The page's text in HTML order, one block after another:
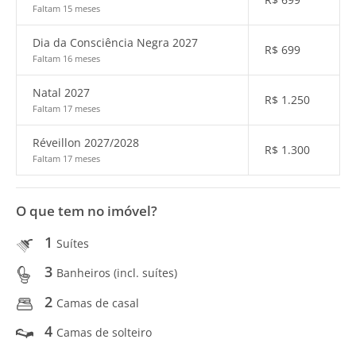
Faltam 15 meses
Dia da Consciência Negra 2027
Faltam 16 meses
R$ 699
Natal 2027
Faltam 17 meses
R$ 1.250
Réveillon 2027/2028
Faltam 17 meses
R$ 1.300
O que tem no imóvel?
1 Suítes
3 Banheiros (incl. suítes)
2 Camas de casal
4 Camas de solteiro